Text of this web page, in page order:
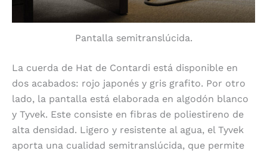
Pantalla semitranslúcida.
La cuerda de Hat de Contardi está disponible en
dos acabados: rojo japonés y gris grafito. Por otro
lado, la pantalla está elaborada en algodón blanco
y Tyvek. Este consiste en fibras de poliestireno de
alta densidad. Ligero y resistente al agua, el Tyvek
aporta una cualidad semitranslúcida, que permite